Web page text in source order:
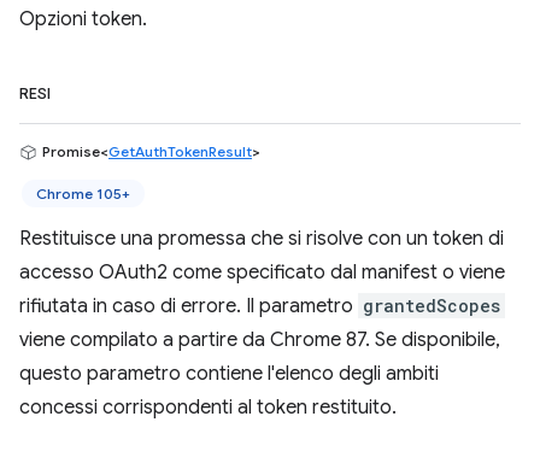
Opzioni token.
RESI
Promise<GetAuthTokenResult>
Chrome 105+
Restituisce una promessa che si risolve con un token di
accesso OAuth2 come specificato dal manifest o viene
rifiutata in caso di errore. Il parametro grantedScopes
viene compilato a partire da Chrome 87. Se disponibile,
questo parametro contiene l'elenco degli ambiti
concessi corrispondenti al token restituito.